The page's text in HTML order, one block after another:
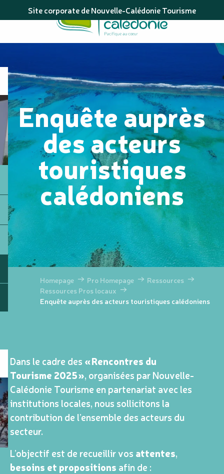
au
principal
Site corporate de Nouvelle-Calédonie Tourisme
Enquête auprès
des acteurs
touristiques
calédoniens
Homepage Pro Homepage
Ressources
Ressources Pros locaux
Enquête auprès des acteurs touristiques calédoniens
Dans le cadre des « Rencontres du
Tourisme 2025 », organisées par Nouvelle-
Calédonie Tourisme en partenariat avec les
institutions locales, nous sollicitons la
contribution de l’ensemble des acteurs du
secteur.
L’objectif est de recueillir vos attentes,
besoins et propositions afin de :